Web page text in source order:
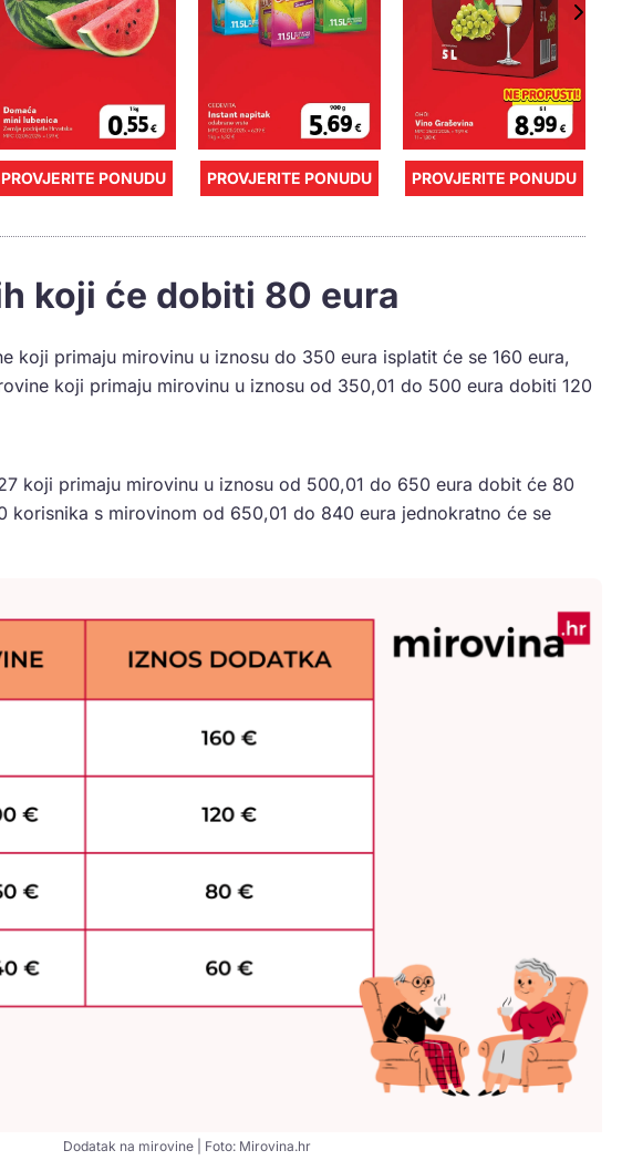
PROVJERITE PONUDU PROVJERITE PONUDU PROVJERITE PONUDU
koji će dobiti 80 eura
koji primaju mirovinu u iznosu do 350 eura isplatit će se 160 eura,
koji primaju mirovinu u iznosu od 350,01 do 500 eura dobiti 120
koji primaju mirovinu u iznosu od 500,01 do 650 eura dobit će 80
korisnika s mirovinom od 650,01 do 840 eura jednokratno će se
Dodatak na mirovine | Foto: Mirovina.hr